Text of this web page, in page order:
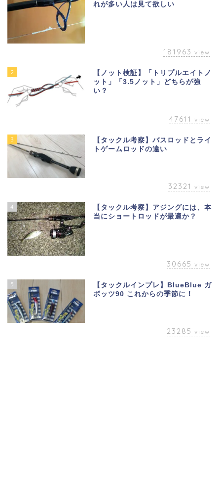
れが多い人は見て欲しい
181963 view
2
【ノット検証】「トリプルエイトノ
ット」「3.5ノット」どちらが強
い？
47611 view
3
【タックル考察】バスロッドとライ
トゲームロッドの違い
32321 view
4
【タックル考察】アジングには、本
当にショートロッドが最適か？
30665 view
5
【タックルインプレ】BlueBlue ガ
ボッツ90 これからの季節に！
23285 view